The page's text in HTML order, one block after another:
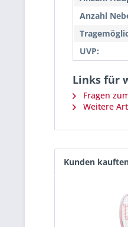
Anzahl
UVP:
Links für
Fragen
Weitere
Kunden